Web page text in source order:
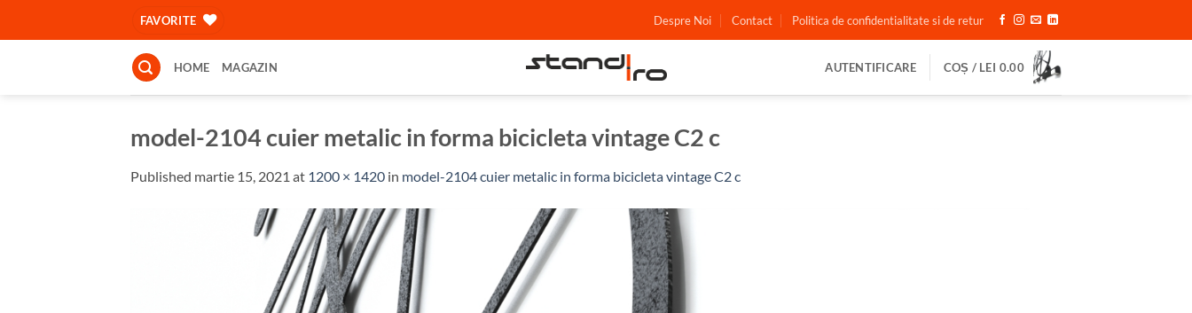
FAVORITE Despre Noi Contact Politica de confidentialitate si de retur
HOME MAGAZIN AUTENTIFICARE COȘ / LEI 0.00
model-2104 cuier metalic in forma bicicleta vintage C2 c
Published martie 15, 2021 at 1200 × 1420 in model-2104 cuier metalic in forma bicicleta vintage C2 c